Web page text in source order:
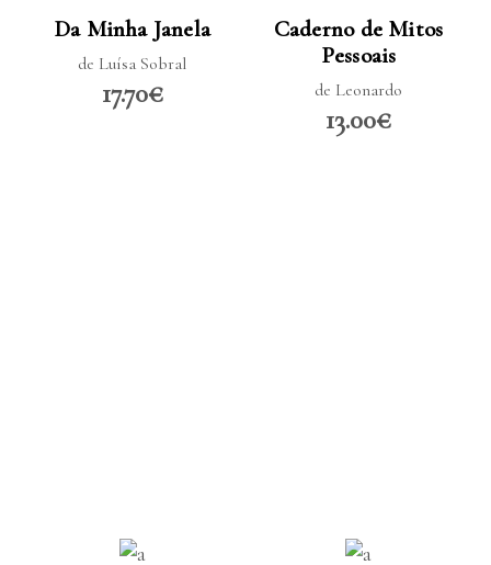
Da Minha Janela
de Luísa Sobral
17.70€
Caderno de Mitos
Pessoais
de Leonardo
13.00€